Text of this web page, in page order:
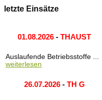
letzte Einsätze
01.08.2026 - THAUST
Auslaufende Betriebsstoffe ...
weiterlesen
26.07.2026- TH G